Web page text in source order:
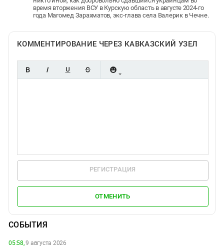
время вторжения ВСУ в Курскую область в августе 2024-го
года Магомед Зарахматов, экс-глава села Валерик в Чечне.
КОММЕНТИРОВАНИЕ ЧЕРЕЗ КАВКАЗСКИЙ УЗЕЛ
РЕГИСТРАЦИЯ
ОТМЕНИТЬ
СОБЫТИЯ
05:58,9 августа 2026